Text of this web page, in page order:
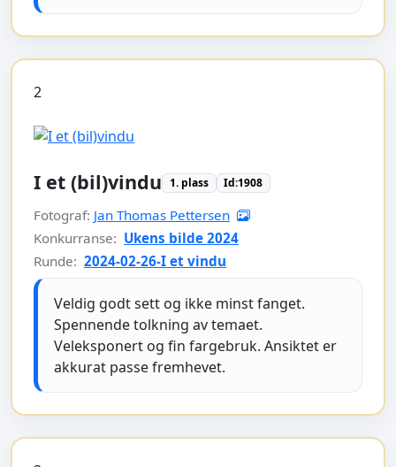
2
I et (bil)vindu 1. plass Id:1908
Fotograf: Jan Thomas Pettersen
Konkurranse: Ukens bilde 2024
Runde: 2024-02-26-I et vindu
Veldig godt sett og ikke minst fanget.
Spennende tolkning av temaet.
Veleksponert og fin fargebruk. Ansiktet er
akkurat passe fremhevet.